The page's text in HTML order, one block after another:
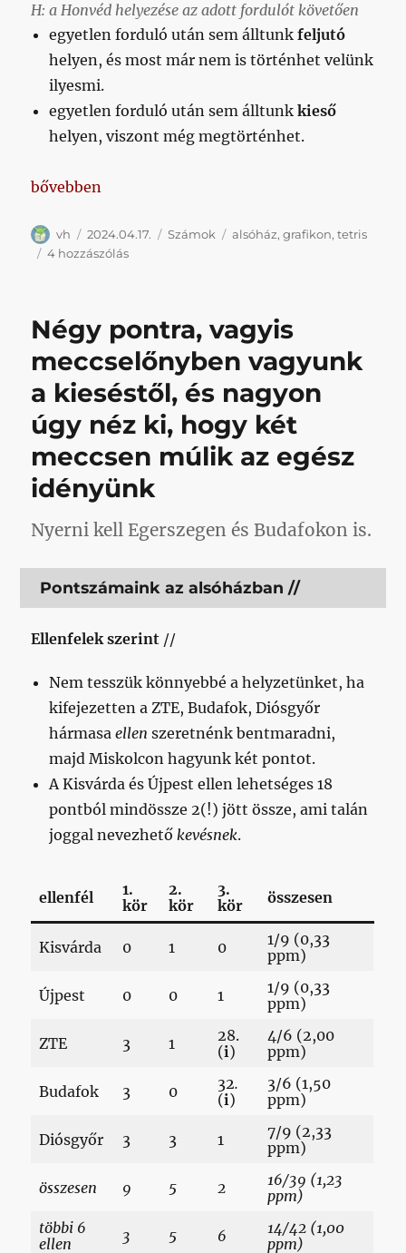
H: a Honvéd helyezése az adott fordulót követően
egyetlen forduló után sem álltunkfeljutó
helyen, és most már nem is történhet velünk
ilyesmi.
egyetlen forduló után sem álltunkkieső
helyen, viszont még megtörténhet.
„Honvéd-tetris”
bővebben
Szerző
vh Közzétéve
2024.04.17. Kategória
Számok Címke
alsóház,grafikon,tetris
4 hozzászólásHonvéd-
Négy pontra, vagyis
meccselőnyben vagyunk
a kieséstől, és nagyon
úgy néz ki, hogy két
meccsen múlik az egész
idényünk
Nyerni kell Egerszegen és Budafokon is.
Pontszámaink az alsóházban //
Ellenfelek szerint //
Nem tesszük könnyebbé a helyzetünket, ha
kifejezetten a ZTE, Budafok, Diósgyőr
hármasaellen szeretnénk bentmaradni,
majd Miskolcon hagyunk két pontot.
A Kisvárda és Újpest ellen lehetséges 18
pontból mindössze 2(!) jött össze, ami talán
joggal nevezhetőkevésnek.
ellenfél
1.
kör
2.
kör
3.
kör
összesen
Kisvárda 0 1 0
1/9 (0,33
ppm)
Újpest 0 0 1
1/9 (0,33
ppm)
ZTE 3 1
28.
(i)
4/6 (2,00
ppm)
Budafok 3 0 32.
(i)
3/6 (1,50
ppm)
Diósgyőr 3 3 1
7/9 (2,33
ppm)
összesen 9 5 2
16/39 (1,23
ppm)
többi 6
ellen
3 5 6
14/42 (1,00
ppm)